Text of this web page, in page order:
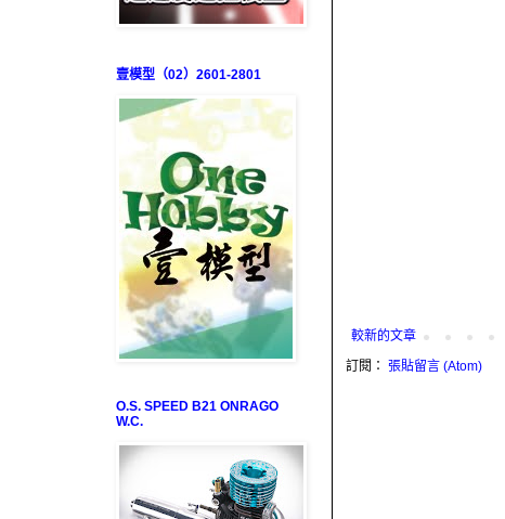
較新的文章
訂閱： 張貼留言 (Atom)
壹模型（02）2601-2801
O.S. SPEED B21 ONRAGO
W.C.